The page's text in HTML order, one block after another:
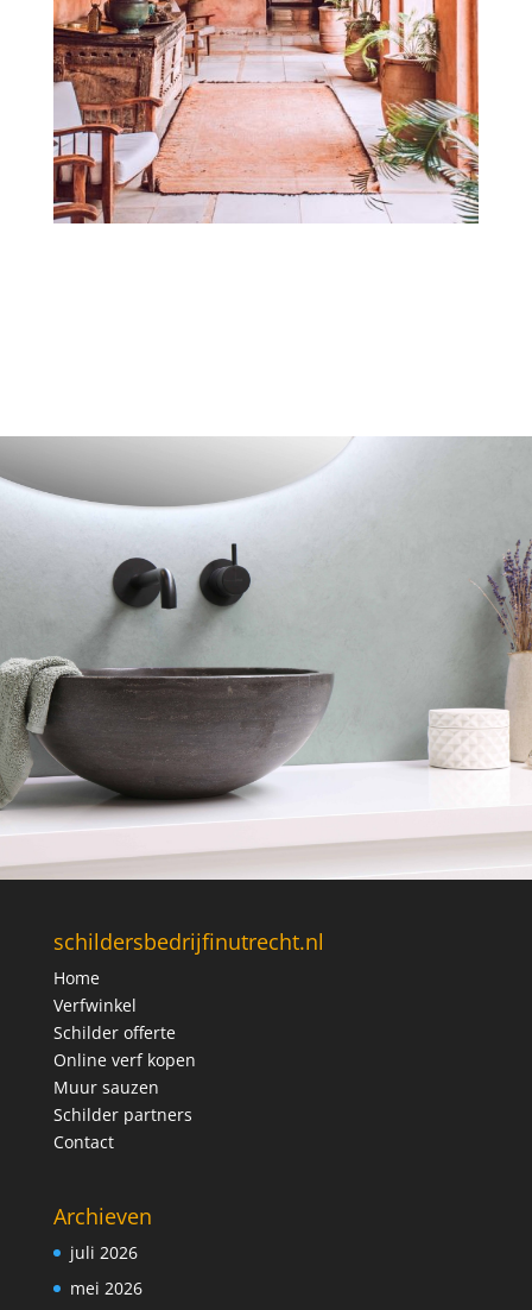
schildersbedrijfinutrecht.nl
Home
Verfwinkel
Schilder offerte
Online verf kopen
Muur sauzen
Schilder partners
Contact
Archieven
juli 2026
mei 2026